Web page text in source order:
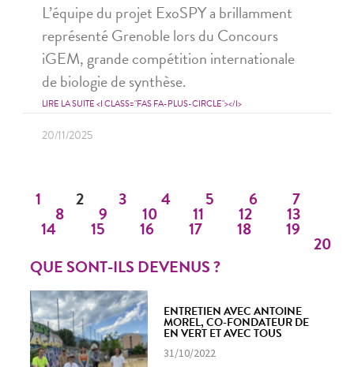
L’équipe du projet ExoSPY a brillamment
représenté Grenoble lors du Concours
iGEM, grande compétition internationale
de biologie de synthèse.
LIRE LA SUITE <I CLASS="FAS FA-PLUS-CIRCLE"></I>
20/11/2025
1 2 3 4 5 6 7
8 9 10 11 12 13
14 15 16 17 18 19
20
QUE SONT-ILS DEVENUS ?
ENTRETIEN AVEC ANTOINE
MOREL, CO-FONDATEUR DE
EN VERT ET AVEC TOUS
31/10/2022